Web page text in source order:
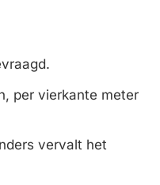
per vierkante meter
vervalt het